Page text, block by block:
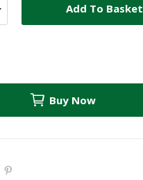
Add To Basket
Buy Now